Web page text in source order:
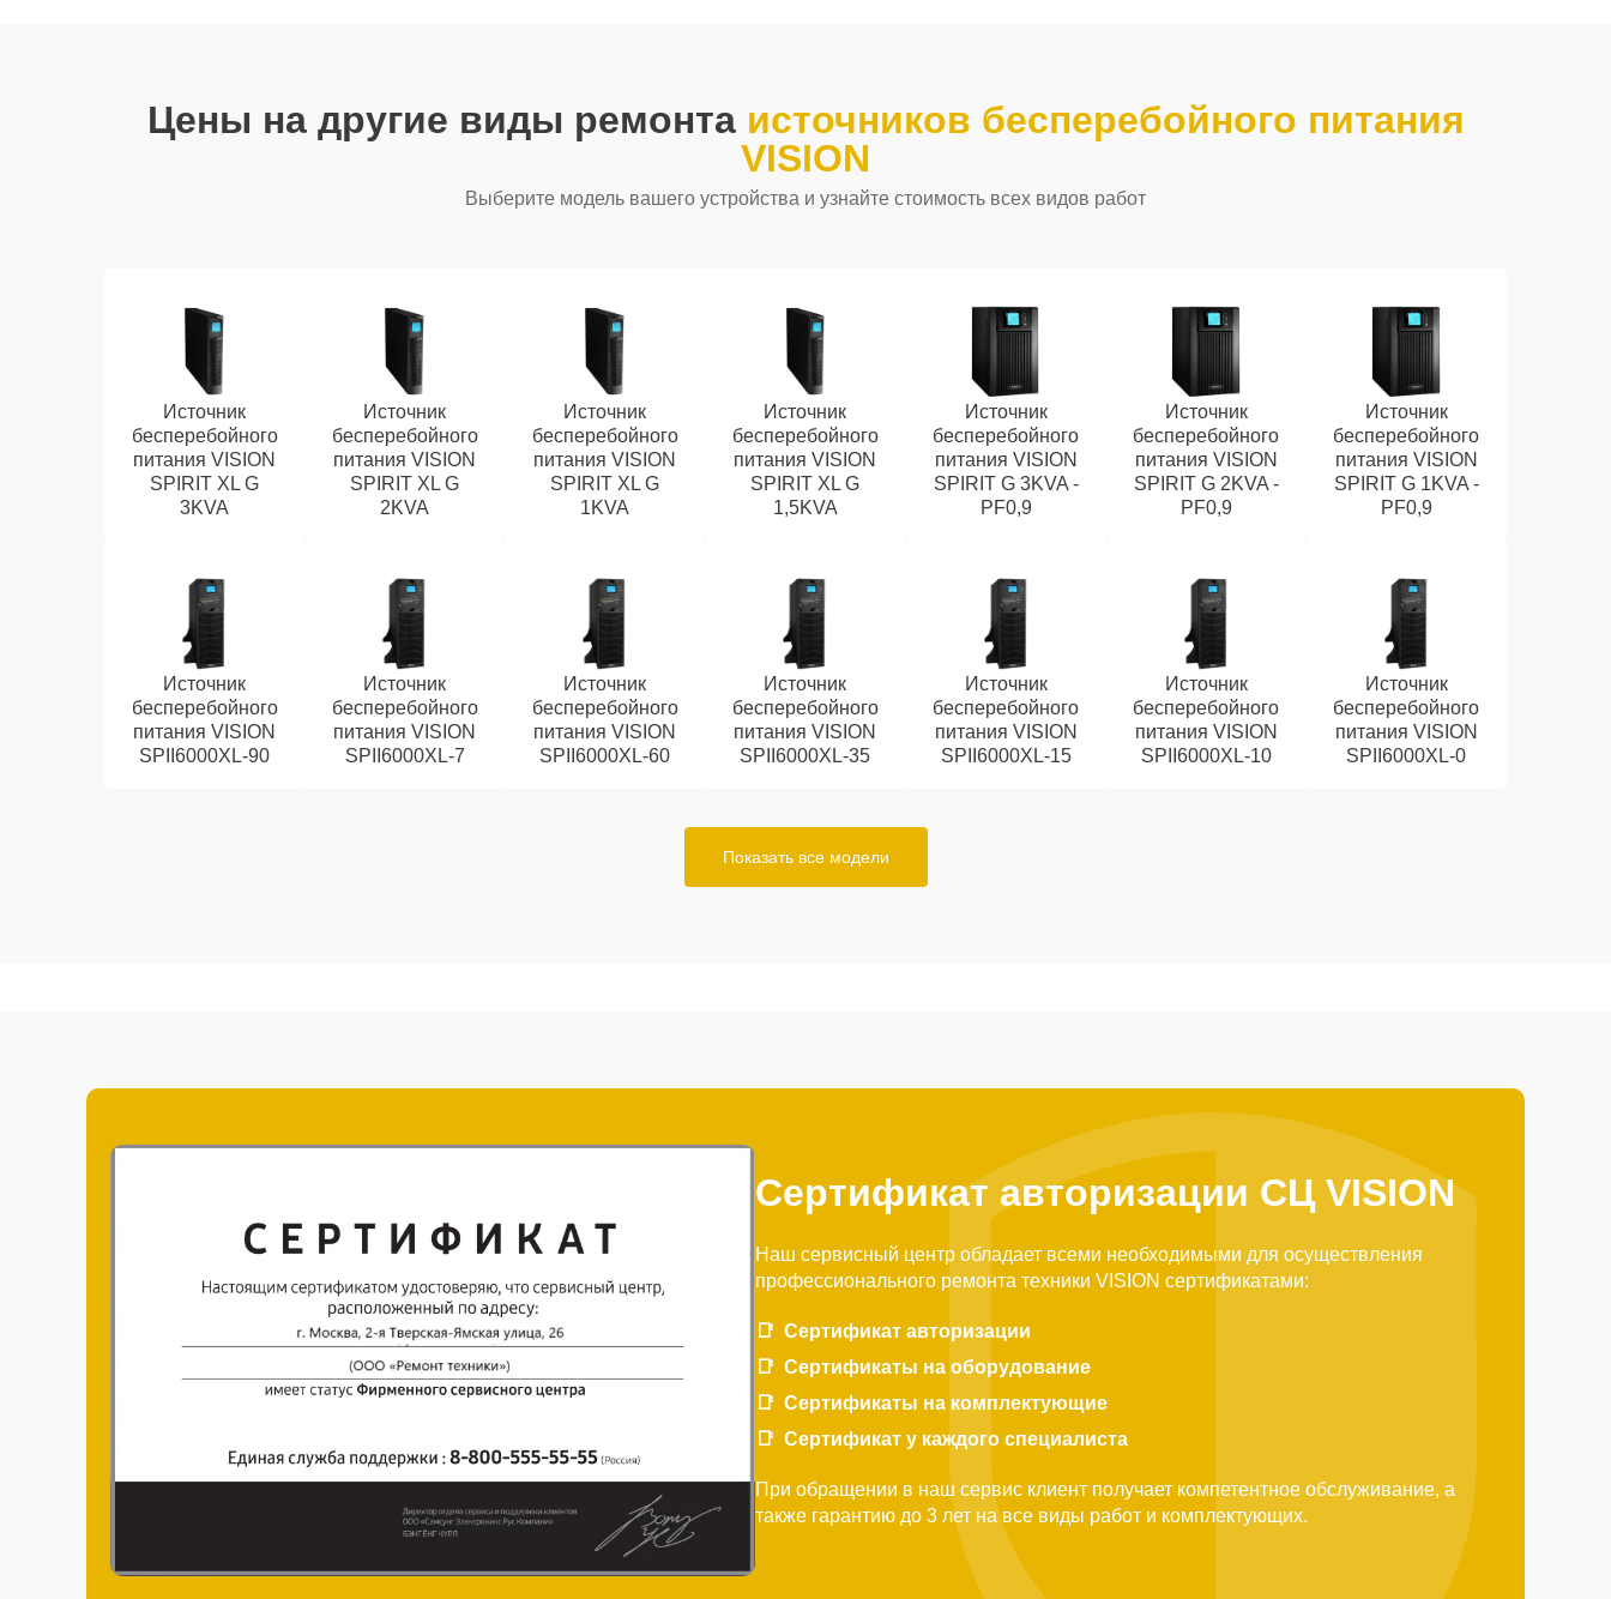
Цены на другие виды ремонта источников бесперебойного питания
VISION
Выберите модель вашего устройства и узнайте стоимость всех видов работ
Источник
бесперебойного
питания VISION
SPIRIT XL G
3KVA
Источник
бесперебойного
питания VISION
SPIRIT XL G
2KVA
Источник
бесперебойного
питания VISION
SPIRIT XL G
1KVA
Источник
бесперебойного
питания VISION
SPIRIT XL G
1,5KVA
Источник
бесперебойного
питания VISION
SPIRIT G 3KVA -
PF0,9
Источник
бесперебойного
питания VISION
SPIRIT G 2KVA -
PF0,9
Источник
бесперебойного
питания VISION
SPIRIT G 1KVA -
PF0,9
Источник
бесперебойного
питания VISION
SPII6000XL-90
Источник
бесперебойного
питания VISION
SPII6000XL-7
Источник
бесперебойного
питания VISION
SPII6000XL-60
Источник
бесперебойного
питания VISION
SPII6000XL-35
Источник
бесперебойного
питания VISION
SPII6000XL-15
Источник
бесперебойного
питания VISION
SPII6000XL-10
Источник
бесперебойного
питания VISION
SPII6000XL-0
Показать все модели
Сертификат авторизации СЦ VISION
Наш сервисный центр обладает всеми необходимыми для осуществления
профессионального ремонта техники VISION сертификатами:
Сертификат авторизации
Сертификаты на оборудование
Сертификаты на комплектующие
Сертификат у каждого специалиста
При обращении в наш сервис клиент получает компетентное обслуживание, а
также гарантию до 3 лет на все виды работ и комплектующих.